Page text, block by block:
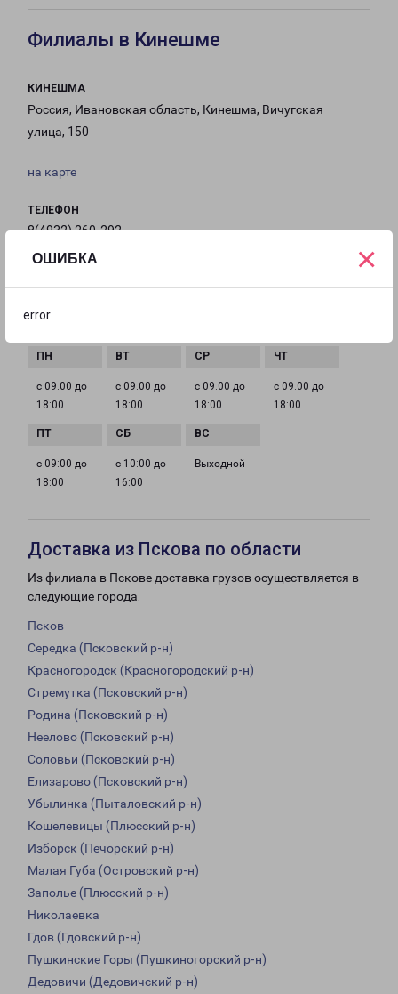
ОШИБКА
error
×
Филиалы в Кинешме
КИНЕШМА
Россия, Ивановская область, Кинешма, Вичугская
улица, 150
на карте
ТЕЛЕФОН
8(4932) 260-292
Kineshma@pecom.ru
с 09:00 до
18:00
с 09:00 до
18:00
с 09:00 до
18:00
с 09:00 до
18:00
с 09:00 до
18:00
с 10:00 до
16:00
Выходной
Доставка из Пскова по области
Из филиала в Пскове доставка грузов осуществляется в
следующие города:
Псков
Середка (Псковский р-н)
Красногородск (Красногородский р-н)
Стремутка (Псковский р-н)
Родина (Псковский р-н)
Неелово (Псковский р-н)
Соловьи (Псковский р-н)
Елизарово (Псковский р-н)
Убылинка (Пыталовский р-н)
Кошелевицы (Плюсский р-н)
Изборск (Печорский р-н)
Малая Губа (Островский р-н)
Заполье (Плюсский р-н)
Николаевка
Гдов (Гдовский р-н)
Пушкинские Горы (Пушкиногорский р-н)
Дедовичи (Дедовичский р-н)